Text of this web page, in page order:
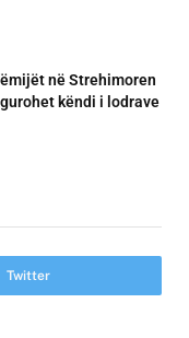
në Strehimoren
këndi i lodrave
Twitter